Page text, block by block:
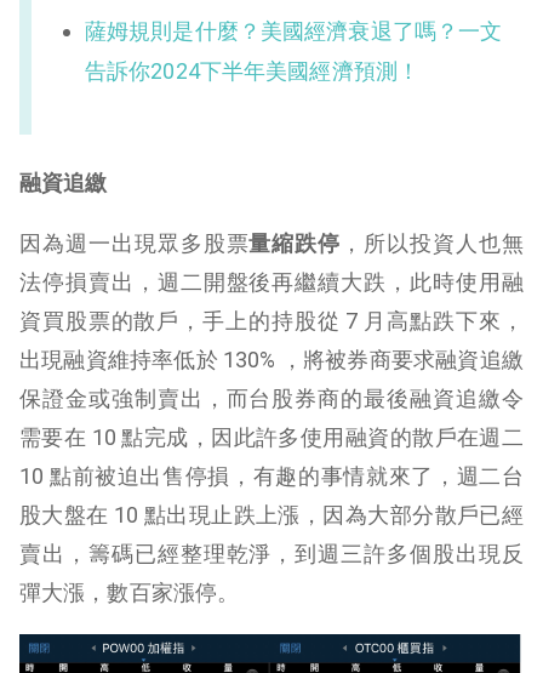
薩姆規則是什麼？美國經濟衰退了嗎？一文
告訴你2024下半年美國經濟預測！
融資追繳
因為週一出現眾多股票量縮跌停 ，所以投資人也無
法停損賣出，週二開盤後再繼續大跌，此時使用融
資買股票的散戶，手上的持股從 7 月高點跌下來，
出現融資維持率低於 130% ，將被券商要求融資追繳
保證金或強制賣出，而台股券商的最後融資追繳令
需要在 10 點完成，因此許多使用融資的散戶在週二
10 點前被迫出售停損，有趣的事情就來了，週二台
股大盤在 10 點出現止跌上漲，因為大部分散戶已經
賣出，籌碼已經整理乾淨，到週三許多個股出現反
彈大漲，數百家漲停。